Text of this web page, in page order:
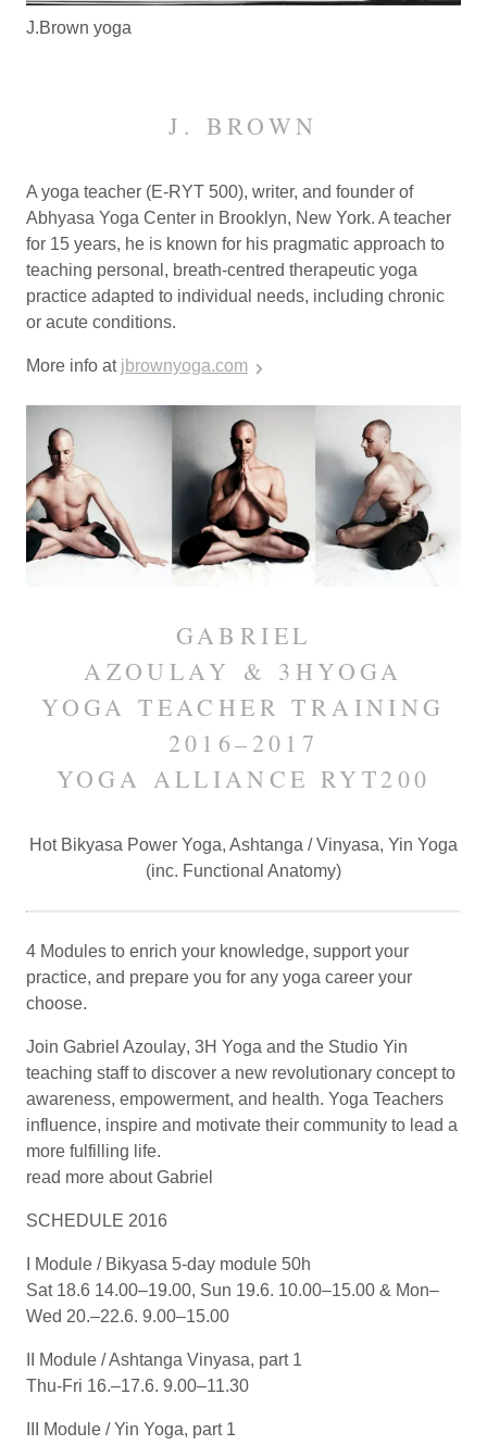
J.Brown yoga
J. BROWN
A yoga teacher (E-RYT 500), writer, and founder of
Abhyasa Yoga Center in Brooklyn, New York. A teacher
for 15 years, he is known for his pragmatic approach to
teaching personal, breath-centred therapeutic yoga
practice adapted to individual needs, including chronic
or acute conditions.
More info at jbrownyoga.com
GABRIEL
AZOULAY & 3HYOGA
YOGA TEACHER TRAINING
2016–2017
YOGA ALLIANCE RYT200
Hot Bikyasa Power Yoga, Ashtanga / Vinyasa, Yin Yoga
(inc. Functional Anatomy)
4 Modules to enrich your knowledge, support your
practice, and prepare you for any yoga career your
choose.
Join Gabriel Azoulay, 3H Yoga and the Studio Yin
teaching staff to discover a new revolutionary concept to
awareness, empowerment, and health. Yoga Teachers
influence, inspire and motivate their community to lead a
more fulfilling life.
read more about Gabriel
SCHEDULE 2016
I Module / Bikyasa 5-day module 50h
Sat 18.6 14.00–19.00, Sun 19.6. 10.00–15.00 & Mon–
Wed 20.–22.6. 9.00–15.00
II Module / Ashtanga Vinyasa, part 1
Thu-Fri 16.–17.6. 9.00–11.30
III Module / Yin Yoga, part 1